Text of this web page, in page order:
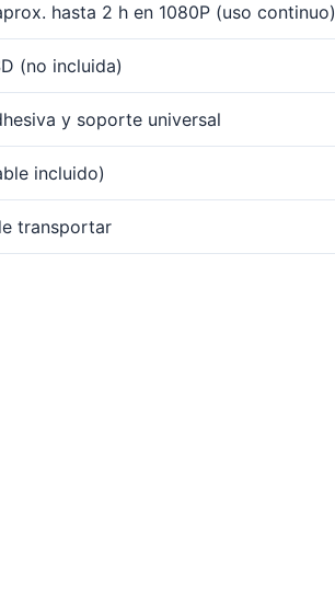
hasta 2 h en 1080P (uso continuo)
(no incluida)
y soporte universal
incluido)
transportar